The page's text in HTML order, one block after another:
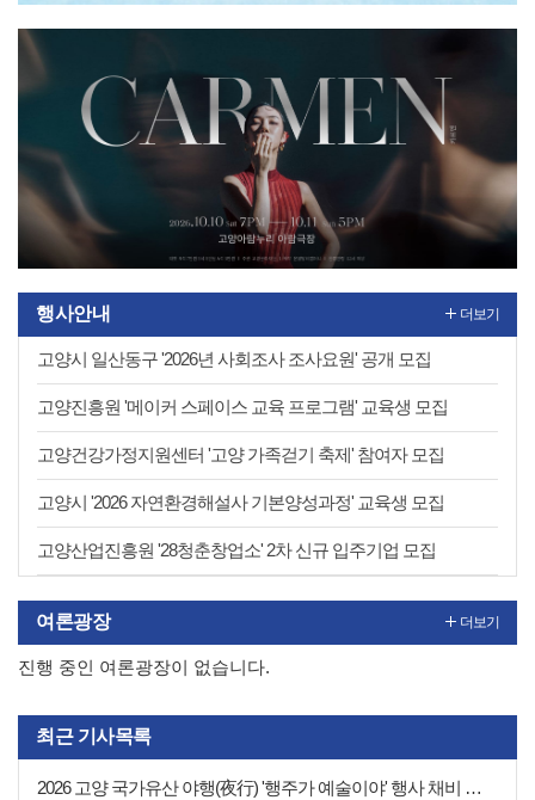
1 2
행사안내
고양시 일산동구 '2026년 사회조사 조사요원' 공개 모집
고양진흥원 '메이커 스페이스 교육 프로그램' 교육생 모집
고양건강가정지원센터 '고양 가족걷기 축제' 참여자 모집
고양시 '2026 자연환경해설사 기본양성과정' 교육생 모집
고양산업진흥원 '28청춘창업소' 2차 신규 입주기업 모집
더보기
여론광장
진행 중인 여론광장이 없습니다.
더보기
최근 기사목록
2026 고양 국가유산 야행(夜行) '행주가 예술이야' 행사 채비 나선 고양시